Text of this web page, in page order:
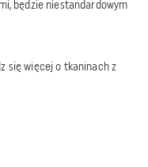
będzie niestandardowym
się więcej o tkaninach z